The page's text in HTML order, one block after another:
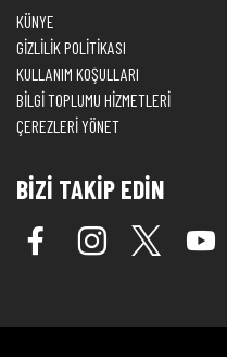
KÜNYE
GİZLİLİK POLİTİKASI
KULLANIM KOŞULLARI
BİLGİ TOPLUMU HİZMETLERİ
ÇEREZLERİ YÖNET
BİZİ TAKİP EDİN